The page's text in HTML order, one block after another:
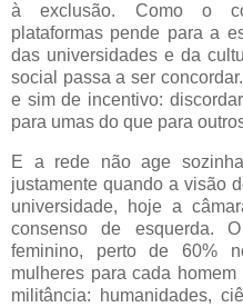
à exclusão. Como o
plataformas pende para a
das universidades e da
social passa a ser
e sim de incentivo:
para umas do que para
E a rede não age
justamente quando a visão
universidade, hoje a
consenso de esquerda.
feminino, perto de 60%
mulheres para cada
militância: humanidades,